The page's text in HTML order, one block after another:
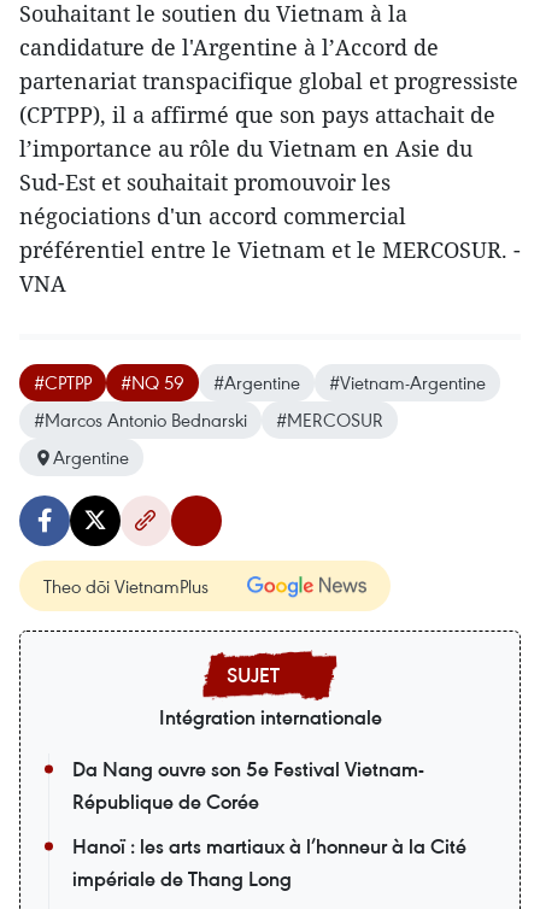
Souhaitant le soutien du Vietnam à la
candidature de l'Argentine à l’Accord de
partenariat transpacifique global et progressiste
(CPTPP), il a affirmé que son pays attachait de
l’importance au rôle du Vietnam en Asie du
Sud-Est et souhaitait promouvoir les
négociations d'un accord commercial
préférentiel entre le Vietnam et le MERCOSUR. -
VNA
#CPTPP #NQ 59 #Argentine
#Vietnam-Argentine
#Marcos Antonio Bednarski
#MERCOSUR
Argentine
Theo dõi VietnamPlus
Intégration internationale
Da Nang ouvre son 5e Festival Vietnam-
République de Corée
Hanoï : les arts martiaux à l’honneur à la Cité
impériale de Thang Long